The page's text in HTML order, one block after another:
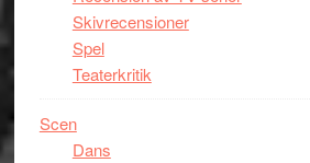
Skivrecensioner
Spel
Teaterkritik
Scen
Dans